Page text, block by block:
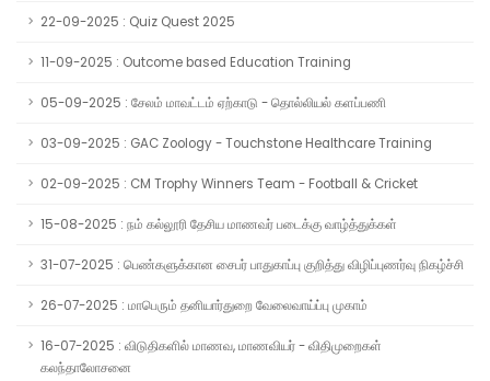
22-09-2025 : Quiz Quest 2025
11-09-2025 : Outcome based Education Training
05-09-2025 : சேலம் மாவட்டம் ஏற்காடு - தொல்லியல் களப்பணி
03-09-2025 : GAC Zoology - Touchstone Healthcare Training
02-09-2025 : CM Trophy Winners Team - Football & Cricket
15-08-2025 : நம் கல்லூரி தேசிய மாணவர் படைக்கு வாழ்த்துக்கள்
31-07-2025 : பெண்களுக்கான சைபர் பாதுகாப்பு குறித்து விழிப்புணர்வு நிகழ்ச்சி
26-07-2025 : மாபெரும் தனியார்துறை வேலைவாய்ப்பு முகாம்
16-07-2025 : விடுதிகளில் மாணவ, மாணவியர் - விதிமுறைகள்
கலந்தாலோசனை